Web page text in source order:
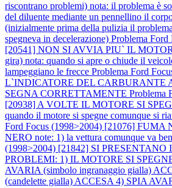
riscontrano problemi) nota: il problema è
del diluente mediante un pennellino il
(inizialmente prima della pulizia il
spegneva in decelerazione) Problema Ford
[20541] NON SI AVVIA PIU` IL
gira) nota: quando si apre o chiude il
lampeggiano le frecce Problema Ford
L`INDICATORE DEL CARBURANTE
SEGNA CORRETTAMENTE Problema
[20938] A VOLTE IL MOTORE SI
quando il motore si spegne comunque si
Ford Focus (1998>2004) [21076]
NERO note: 1) la vettura comunque va
(1998>2004) [21842] SI PRESENTANO
PROBLEMI: 1) IL MOTORE SI
AVARIA (simbolo ingranaggio gialla)
(candelette gialla) ACCESA 4) SPIA